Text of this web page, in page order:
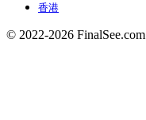
香港
© 2022-2026 FinalSee.com